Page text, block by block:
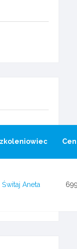
Świtaj Aneta